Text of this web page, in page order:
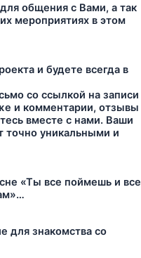
общения с Вами, а так
мероприятиях в этом
и будете всегда в
со ссылкой на записи
и комментарии, отзывы
вместе с нами. Ваши
точно уникальными и
«Ты все поймешь и все
для знакомства со